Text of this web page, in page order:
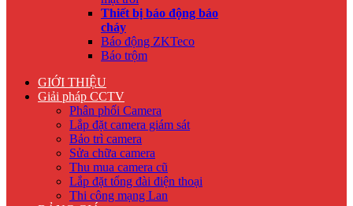
Thiết bị báo động báo
cháy
Báo động ZKTeco
Báo trộm
GIỚI THIỆU
Giải pháp CCTV
Phân phối Camera
Lắp đặt camera giám sát
Bảo trì camera
Sửa chữa camera
Thu mua camera cũ
Lắp đặt tổng đài điện thoại
Thi công mạng Lan